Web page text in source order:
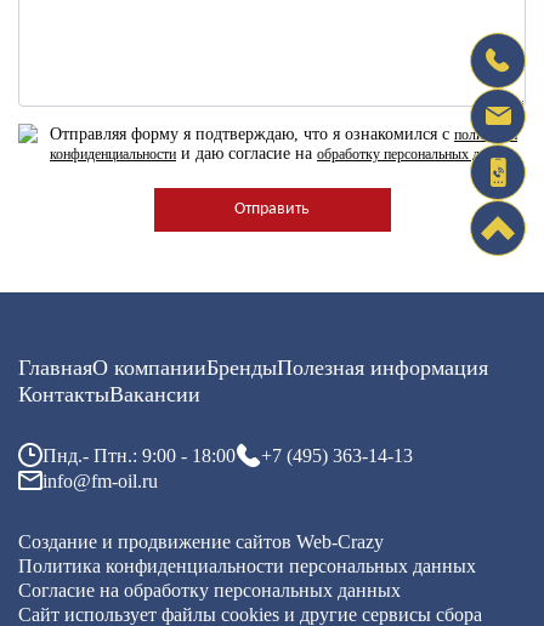
Отправляя форму я подтверждаю, что я ознакомился с политикой
конфиденциальности и даю согласие на обработку персональных данных
ГлавнаяО компанииБрендыПолезная информация
КонтактыВакансии
Пнд.- Птн.: 9:00 - 18:00
+7 (495) 363-14-13
info@fm-oil.ru
Создание и продвижение сайтов Web-Crazy
Политика конфиденциальности персональных данных
Согласие на обработку персональных данных
Сайт использует файлы cookies и другие сервисы сбора